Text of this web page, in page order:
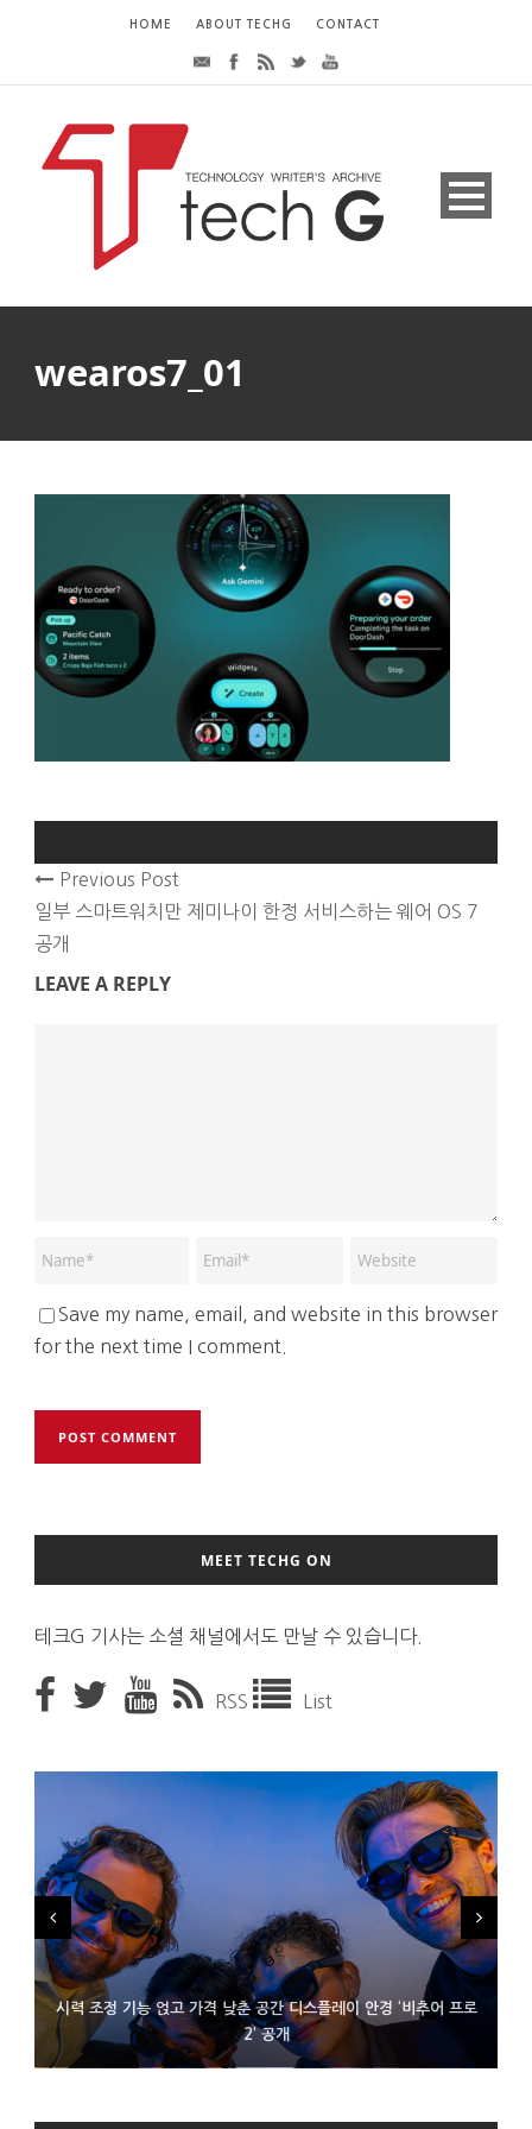
HOME ABOUT TECHG CONTACT
wearos7_01
Previous Post
일부 스마트워치만 제미나이 한정 서비스하는 웨어 OS 7
공개
LEAVE A REPLY
Save my name, email, and website in this browser
for the next time I comment.
MEET TECHG ON
테크G 기사는 소셜 채널에서도 만날 수 있습니다.
RSS List
시력 조정 기능 얹고 가격 낮춘 공간 디스플레이 안경 ‘비추어 프로
2’ 공개
D램 부족에 10억달러어치 아이폰18 프로세서 패키징 대기 중
300~400달러 반지형 스피커 준비하는 오픈AI